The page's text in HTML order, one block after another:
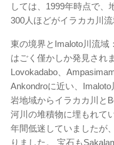
しては、1999年時点で、
300人ほどがイラカカ川
東の境界とImaloto川流域
はごく僅かしか発見され
Lovokadabo、
Ankondroに近い、
岩地域からイラカカ川と
河川の堆積物に埋もれて
年間低迷していましたが
りました。 宝石も